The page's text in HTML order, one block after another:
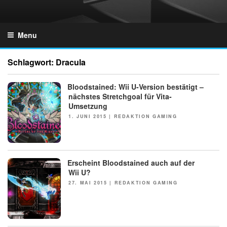
Menu
Schlagwort: Dracula
NEWS
Bloodstained: Wii U-Version bestätigt –
nächstes Stretchgoal für Vita-
Umsetzung
POSTED
1. JUNI 2015 | REDAKTION GAMING
NEWS
Erscheint Bloodstained auch auf der
Wii U?
POSTED
27. MAI 2015 | REDAKTION GAMING